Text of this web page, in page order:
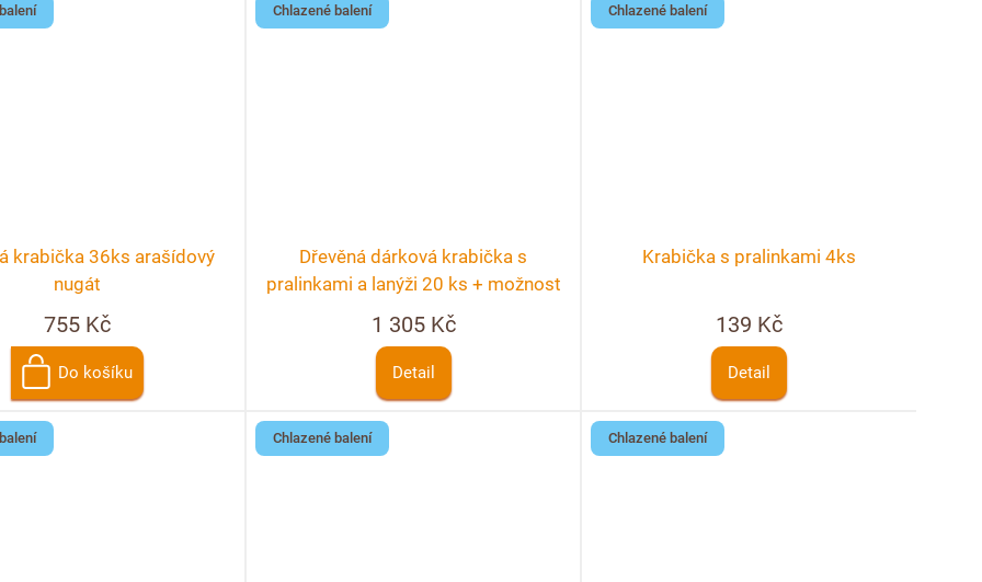
krabička 36ks arašídový
nugát
755 Kč
Do košíku
Chlazené balení
Dřevěná dárková krabička s
pralinkami a lanýži 20 ks + možnost
personalizace
1 305 Kč
Detail
Chlazené balení
Krabička s pralinkami 4ks
139 Kč
Detail
Chlazené balení Chlazené balení